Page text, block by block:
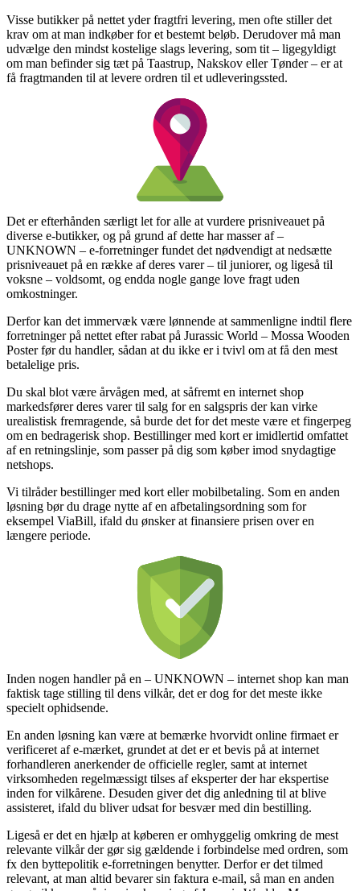
Visse butikker på nettet yder fragtfri levering, men ofte stiller det
krav om at man indkøber for et bestemt beløb. Derudover må man
udvælge den mindst kostelige slags levering, som tit – ligegyldigt
om man befinder sig tæt på Taastrup, Nakskov eller Tønder – er at
få fragtmanden til at levere ordren til et udleveringssted.
Det er efterhånden særligt let for alle at vurdere prisniveauet på
diverse e-butikker, og på grund af dette har masser af –
UNKNOWN – e-forretninger fundet det nødvendigt at nedsætte
prisniveauet på en række af deres varer – til juniorer, og ligeså til
voksne – voldsomt, og endda nogle gange love fragt uden
omkostninger.
Derfor kan det immervæk være lønnende at sammenligne indtil flere
forretninger på nettet efter rabat på Jurassic World – Mossa Wooden
Poster før du handler, sådan at du ikke er i tvivl om at få den mest
betalelige pris.
Du skal blot være årvågen med, at såfremt en internet shop
markedsfører deres varer til salg for en salgspris der kan virke
urealistisk fremragende, så burde det for det meste være et fingerpeg
om en bedragerisk shop. Bestillinger med kort er imidlertid omfattet
af en retningslinje, som passer på dig som køber imod snydagtige
netshops.
Vi tilråder bestillinger med kort eller mobilbetaling. Som en anden
løsning bør du drage nytte af en afbetalingsordning som for
eksempel ViaBill, ifald du ønsker at finansiere prisen over en
længere periode.
Inden nogen handler på en – UNKNOWN – internet shop kan man
faktisk tage stilling til dens vilkår, det er dog for det meste ikke
specielt ophidsende.
En anden løsning kan være at bemærke hvorvidt online firmaet er
verificeret af e-mærket, grundet at det er et bevis på at internet
forhandleren anerkender de officielle regler, samt at internet
virksomheden regelmæssigt tilses af eksperter der har ekspertise
inden for vilkårene. Desuden giver det dig anledning til at blive
assisteret, ifald du bliver udsat for besvær med din bestilling.
Ligeså er det en hjælp at køberen er omhyggelig omkring de mest
relevante vilkår der gør sig gældende i forbindelse med ordren, som
fx den byttepolitik e-forretningen benytter. Derfor er det tilmed
relevant, at man altid bevarer sin faktura e-mail, så man en anden